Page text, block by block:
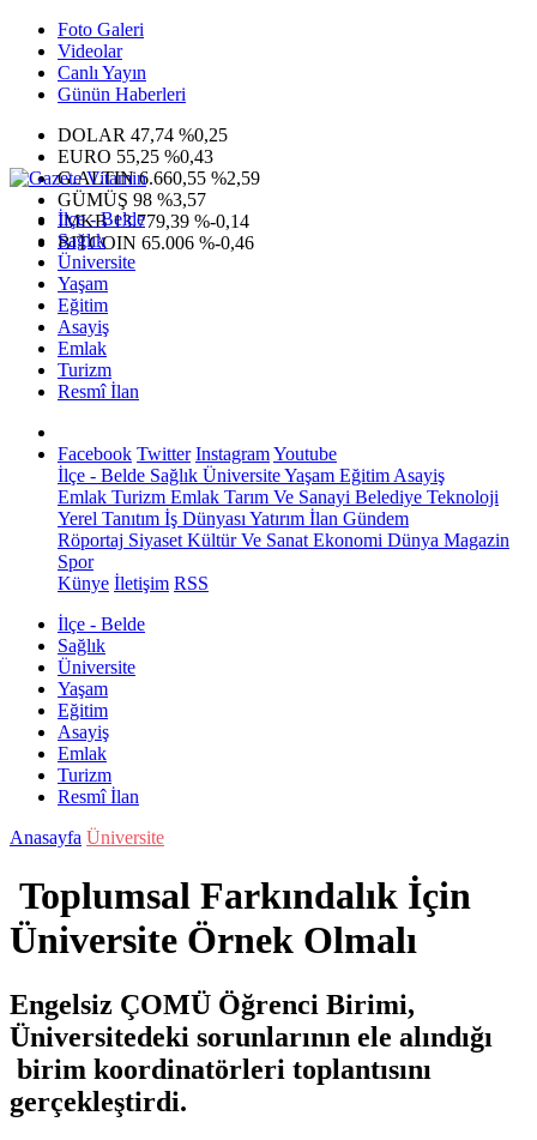
Foto Galeri
Videolar
Canlı Yayın
Günün Haberleri
DOLAR 47,74 %0,25
EURO 55,25 %0,43
G.ALTIN6.660,55 %2,59
GÜMÜŞ 98 %3,57
IMKB13.779,39 %-0,14
BITCOIN 65.006 %-0,46
İlçe - Belde
Sağlık
Üniversite
Yaşam
Eğitim
Asayiş
Emlak
Turizm
Resmî İlan
Facebook Twitter InstagramYoutube
İlçe - Belde Sağlık ÜniversiteYaşam Eğitim Asayiş
Emlak Turizm Emlak Tarım Ve Sanayi Belediye Teknoloji
Yerel Tanıtım İş Dünyası Yatırım İlan Gündem
Röportaj Siyaset Kültür Ve Sanat Ekonomi Dünya Magazin
Spor
Künye İletişim RSS
İlçe - Belde
Sağlık
Üniversite
Yaşam
Eğitim
Asayiş
Emlak
Turizm
Resmî İlan
Anasayfa Üniversite
Toplumsal Farkındalık İçin
Üniversite Örnek Olmalı
Engelsiz ÇOMÜ Öğrenci Birimi,
Üniversitedeki sorunlarının ele alındığı
birim koordinatörleri toplantısını
gerçekleştirdi.